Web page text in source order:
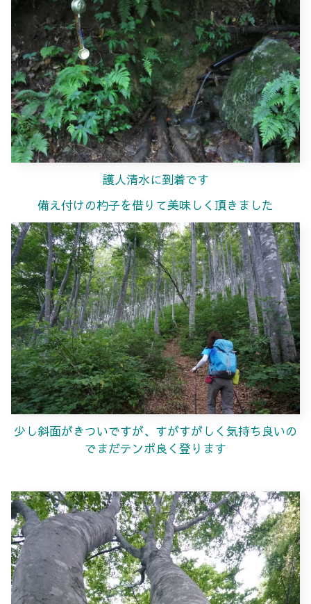
護人清水に到着です
備え付けの杓子を借りて美味しく頂きました
少し斜面がきついですが、すがすがしく気持ち良いの
でまだテンポ良く登ります